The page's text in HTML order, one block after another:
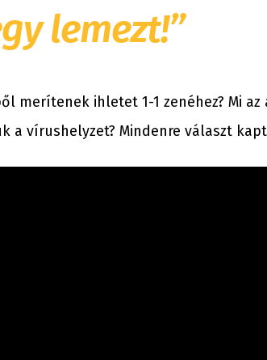
lemezt!”
merítenek ihletet 1-1 zenéhez? Mi
a vírushelyzet? Mindenre választ